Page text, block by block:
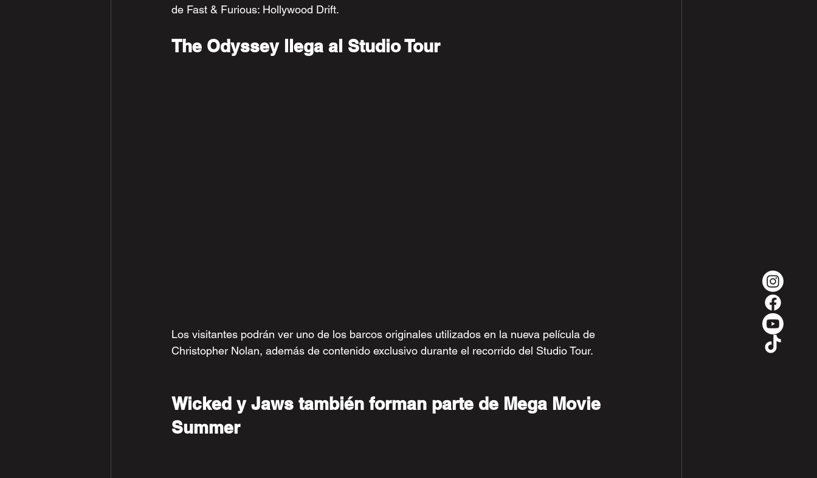
de Fast & Furious: Hollywood Drift.
The Odyssey llega al Studio Tour
Los visitantes podrán ver uno de los barcos originales utilizados en la nueva película de
Christopher Nolan, además de contenido exclusivo durante el recorrido del Studio Tour.
Wicked y Jaws también forman parte de Mega Movie
Summer